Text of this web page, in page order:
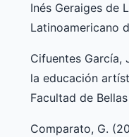
Inés Geraiges de
Latinoamericano
Cifuentes García,
la educación
Facultad de
Comparato, G.